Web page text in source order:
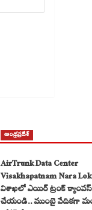
ఆంధ్రప్రదేశ్
AirTrunk Data Center
Visakhapatnam Nara
విశాఖలో ఎయిర్ ట్రంక్
చేయండి.. ముంబై వేదికగా